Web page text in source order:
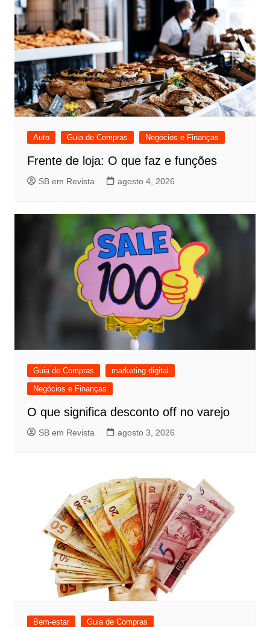
Auto Guia de Compras Negócios e Finanças
Frente de loja: O que faz e funções
SB em Revista agosto 4, 2026
Guia de Compras
marketing digital
Negócios e Finanças
O que significa desconto off no varejo
SB em Revista agosto 3, 2026
Bem-estar Guia de Compras